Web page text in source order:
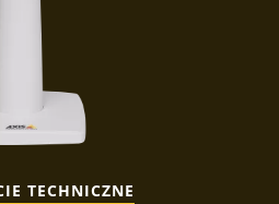
TECHNICZNE